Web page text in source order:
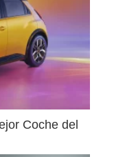
Coche del